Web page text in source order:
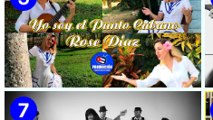
🟡 Grupo Compay Segundo ||
¨Con La Magia de Compay¨ ||
Música popular tradicional
cubana || Videoclip || CUBA